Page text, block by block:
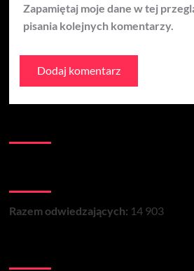
Zapamiętaj moje dane w tej
pisania kolejnych komentarzy.
Razem odwiedzających: 14 903